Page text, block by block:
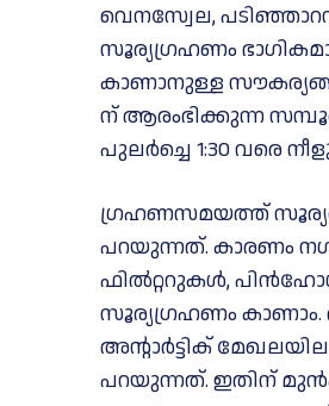
വെനസ്വേല,
സൂര്യഗ്രഹണം
കാണാനുള്ള
ന് ആരംഭിക്കുന്ന
പുലര്‍ച്ചെ 1:30 വരെ
ഗ്രഹണസമയത്ത്
പറയുന്നത്. കാരണം
ഫില്‍റ്ററുകള്‍,
സൂര്യഗ്രഹണം കാണാം.
അന്റാര്‍ട്ടിക്
പറയുന്നത്. ഇതിന്